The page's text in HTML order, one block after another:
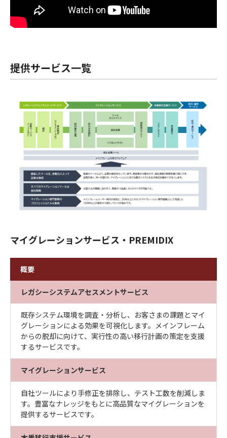
提供サービス一覧
マイグレーションサービス・PREMIDIX
概要
レガシーシステムアセスメントサービス
既存システム環境を調査・分析し、お客さまの課題とマイ
グレーションによる効果を可視化します。メインフレーム
からの脱却に向けて、実行性の高い移行計画の策定を支援
するサービスです。
マイグレーションサービス
自社ツールにより手修正を排除し、テスト工数を削減しま
す。豊富なナレッジをもとに高品質なマイグレーションを
提供するサービスです。